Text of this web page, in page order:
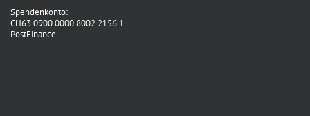
Spendenkonto:
CH63 0900 0000 8002 2156 1
PostFinance